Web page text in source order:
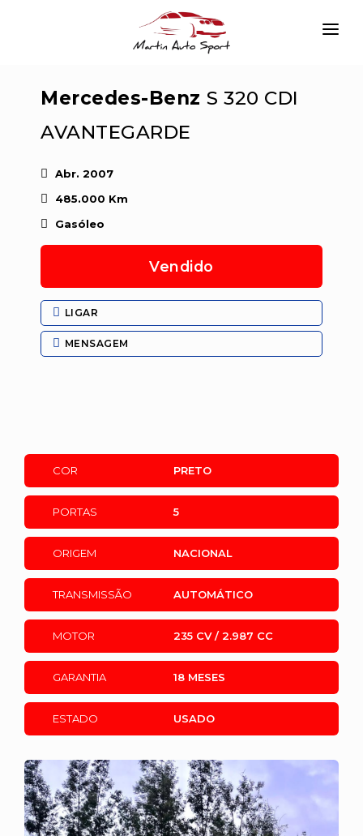
EMPRESA
VIATURAS
SERVIÇOS
CONTACTAR
Mercedes-Benz S 320 CDI
AVANTEGARDE
Abr. 2007
485.000 Km
Gasóleo
Vendido
LIGAR
MENSAGEM
COR PRETO
PORTAS 5
ORIGEM NACIONAL
TRANSMISSÃO AUTOMÁTICO
MOTOR 235 CV / 2.987 CC
GARANTIA 18 MESES
ESTADO USADO